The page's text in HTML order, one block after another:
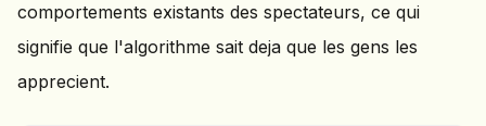
comportements existants des spectateurs, ce qui
signifie que l'algorithme sait deja que les gens les
apprecient.